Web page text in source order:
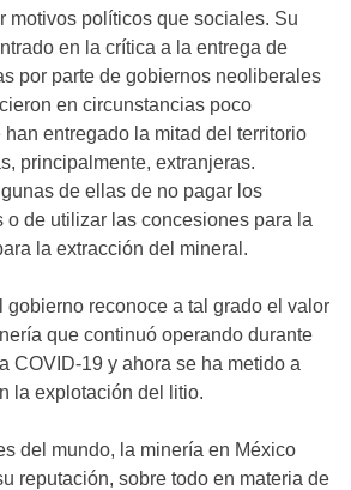
motivos políticos que sociales. Su
en la crítica a la entrega de
por parte de gobiernos neoliberales
en circunstancias poco
entregado la mitad del territorio
principalmente, extranjeras.
de ellas de no pagar los
o de utilizar las concesiones para la
la extracción del mineral.
gobierno reconoce a tal grado el valor
que continuó operando durante
COVID-19 y ahora se ha metido a
la explotación del litio.
del mundo, la minería en México
reputación, sobre todo en materia de